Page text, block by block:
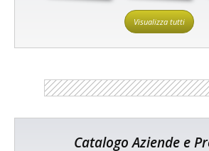
Visualizza tutti
Catalogo Aziende e